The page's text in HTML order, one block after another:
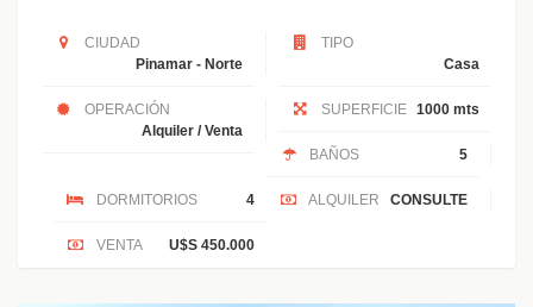
CIUDAD
Pinamar - Norte
TIPO
Casa
OPERACIÓN
Alquiler / Venta
SUPERFICIE 1000 mts
BAÑOS 5
DORMITORIOS 4 ALQUILER CONSULTE
VENTA U$S 450.000